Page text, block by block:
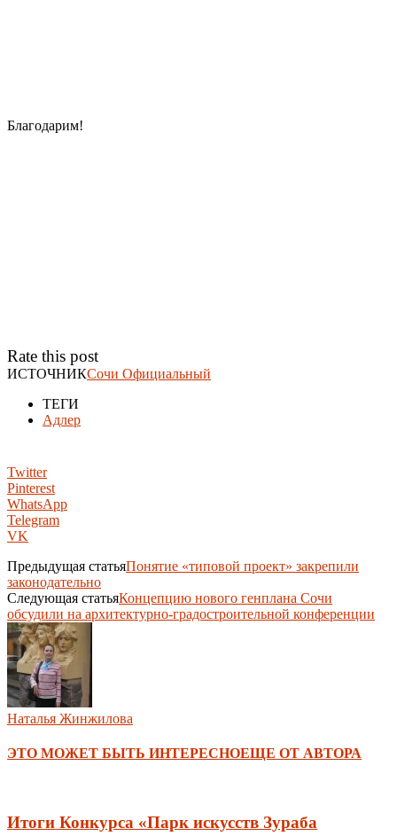
Благодарим!
Rate this post
ИСТОЧНИКСочи Официальный
ТЕГИ
Адлер
Twitter
Pinterest
WhatsApp
Telegram
VK
Предыдущая статьяПонятие «типовой проект» закрепили
законодательно
Следующая статьяКонцепцию нового генплана Сочи
обсудили на архитектурно-градостроительной конференции
Наталья Жинжилова
ЭТО МОЖЕТ БЫТЬ ИНТЕРЕСНОЕЩЕ ОТ АВТОРА
Итоги Конкурса «Парк искусств Зураба